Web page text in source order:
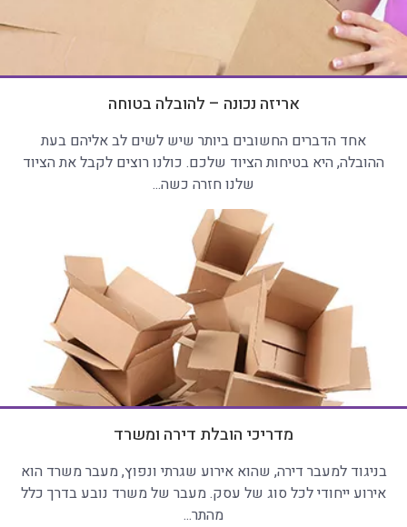
אריזה נכונה – להובלה בטוחה
אחד הדברים החשובים ביותר שיש לשים לב אליהם בעת
ההובלה, היא בטיחות הציוד שלכם. כולנו רוצים לקבל את הציוד
שלנו חזרה כשה...
מדריכי הובלת דירה ומשרד
בניגוד למעבר דירה, שהוא אירוע שגרתי ונפוץ, מעבר משרד הוא
אירוע ייחודי לכל סוג של עסק. מעבר של משרד נובע בדרך כלל
מהתר...